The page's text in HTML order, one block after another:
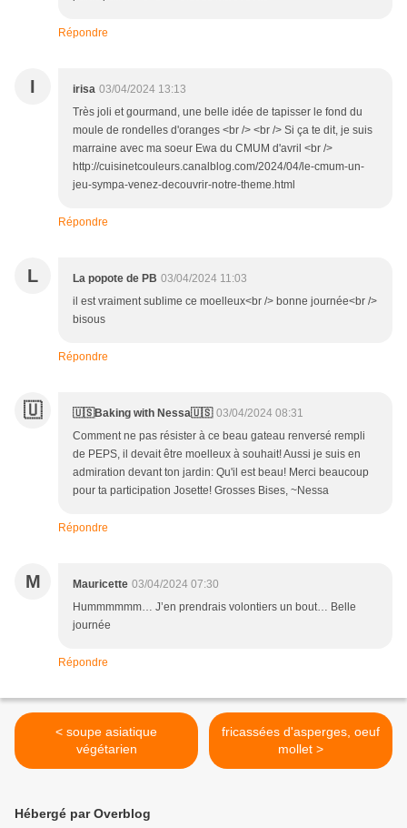
Répondre
I irisa 03/04/2024 13:13
Très joli et gourmand, une belle idée de tapisser le fond du
moule de rondelles d'oranges <br /> <br /> Si ça te dit, je suis
marraine avec ma soeur Ewa du CMUM d'avril <br />
http://cuisinetcouleurs.canalblog.com/2024/04/le-cmum-un-
jeu-sympa-venez-decouvrir-notre-theme.html
Répondre
L La popote de PB 03/04/2024 11:03
il est vraiment sublime ce moelleux<br /> bonne journée<br />
bisous
Répondre
🇺 🇺🇸Baking with Nessa🇺🇸 03/04/2024 08:31
Comment ne pas résister à ce beau gateau renversé rempli
de PEPS, il devait être moelleux à souhait! Aussi je suis en
admiration devant ton jardin: Qu'il est beau! Merci beaucoup
pour ta participation Josette! Grosses Bises, ~Nessa
Répondre
M Mauricette 03/04/2024 07:30
Hummmmmm… J’en prendrais volontiers un bout… Belle
journée
Répondre
< soupe asiatique
végétarien
fricassées d'asperges, oeuf
mollet >
Hébergé par Overblog